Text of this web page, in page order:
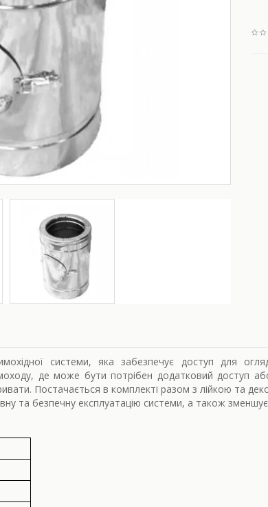
системи, яка забезпечує доступ для
де може бути потрібен додатковий доступ
Постачається в комплекті разом з лійкою та
та безпечну експлуатацію системи, а також